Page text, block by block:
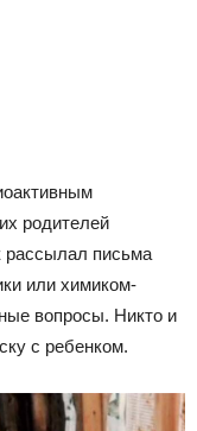
родителей
рассылал письма
или химиком-
вопросы. Никто и
с ребенком.